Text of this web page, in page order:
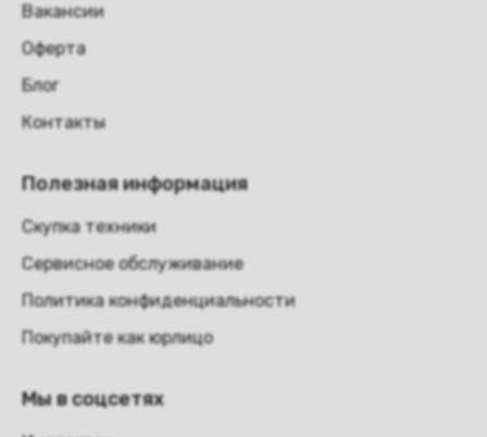
Вакансии
Оферта
Блог
Контакты
Полезная информация
Скупка техники
Сервисное обслуживание
Политика конфиденциальности
Покупайте как юрлицо
Мы в соцсетях